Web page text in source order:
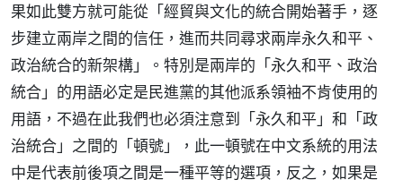
果如此雙方就可能從「經貿與文化的統合開始著手，逐
步建立兩岸之間的信任，進而共同尋求兩岸永久和平、
政治統合的新架構」。特別是兩岸的「永久和平、政治
統合」的用語必定是民進黨的其他派系領袖不肯使用的
用語，不過在此我們也必須注意到「永久和平」和「政
治統合」之間的「頓號」，此一頓號在中文系統的用法
中是代表前後項之間是一種平等的選項，反之，如果是